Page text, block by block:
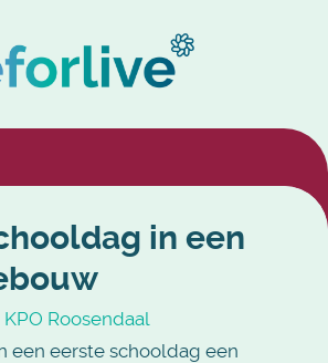
in een
Roosendaal
een eerste schooldag een